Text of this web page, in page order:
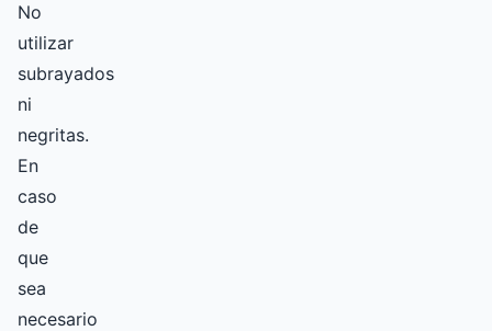
No
utilizar
subrayados
ni
negritas.
En
caso
de
que
sea
necesario